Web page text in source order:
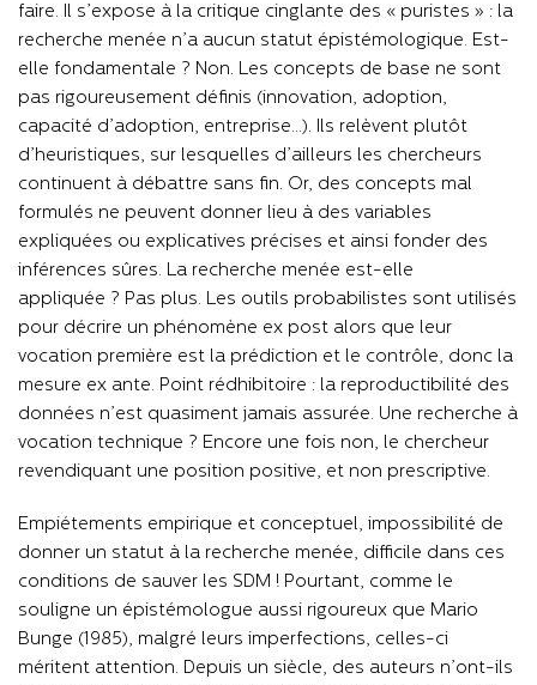
faire. Il s’expose à la critique cinglante des « puristes » : la
recherche menée n’a aucun statut épistémologique. Est-
elle fondamentale ? Non. Les concepts de base ne sont
pas rigoureusement définis (innovation, adoption,
capacité d’adoption, entreprise…). Ils relèvent plutôt
d’heuristiques, sur lesquelles d’ailleurs les chercheurs
continuent à débattre sans fin. Or, des concepts mal
formulés ne peuvent donner lieu à des variables
expliquées ou explicatives précises et ainsi fonder des
inférences sûres. La recherche menée est-elle
appliquée ? Pas plus. Les outils probabilistes sont utilisés
pour décrire un phénomène ex post alors que leur
vocation première est la prédiction et le contrôle, donc la
mesure ex ante. Point rédhibitoire : la reproductibilité des
données n’est quasiment jamais assurée. Une recherche à
vocation technique ? Encore une fois non, le chercheur
revendiquant une position positive, et non prescriptive.
Empiétements empirique et conceptuel, impossibilité de
donner un statut à la recherche menée, difficile dans ces
conditions de sauver les SDM ! Pourtant, comme le
souligne un épistémologue aussi rigoureux que Mario
Bunge (1985), malgré leurs imperfections, celles-ci
méritent attention. Depuis un siècle, des auteurs n’ont-ils